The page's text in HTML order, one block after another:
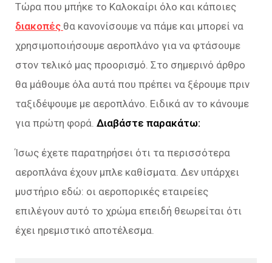
Τώρα που μπήκε το Καλοκαίρι όλο και κάποιες
διακοπές θα κανονίσουμε να πάμε και μπορεί να
χρησιμοποιήσουμε αεροπλάνο για να φτάσουμε
στον τελικό μας προορισμό. Στο σημερινό άρθρο
θα μάθουμε όλα αυτά που πρέπει να ξέρουμε πριν
ταξιδέψουμε με αεροπλάνο. Ειδικά αν το κάνουμε
για πρώτη φορά. Διαβάστε παρακάτω:
Ίσως έχετε παρατηρήσει ότι τα περισσότερα
αεροπλάνα έχουν μπλε καθίσματα. Δεν υπάρχει
μυστήριο εδώ: οι αεροπορικές εταιρείες
επιλέγουν αυτό το χρώμα επειδή θεωρείται ότι
έχει ηρεμιστικό αποτέλεσμα.